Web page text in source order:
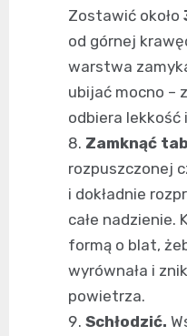
Zostawić około
od górnej
warstwa
ubijać mocno –
odbiera lekkość
Zamknąć
rozpuszczonej
i dokładnie
całe nadzienie.
formą o blat,
wyrównała i
powietrza.
Schłodzić.